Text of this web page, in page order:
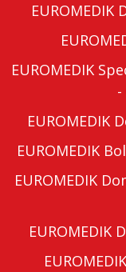
EUROMEDIK
-
EUROMEDIK
EUROMEDIK
EUROMEDIK
EUROMEDIK